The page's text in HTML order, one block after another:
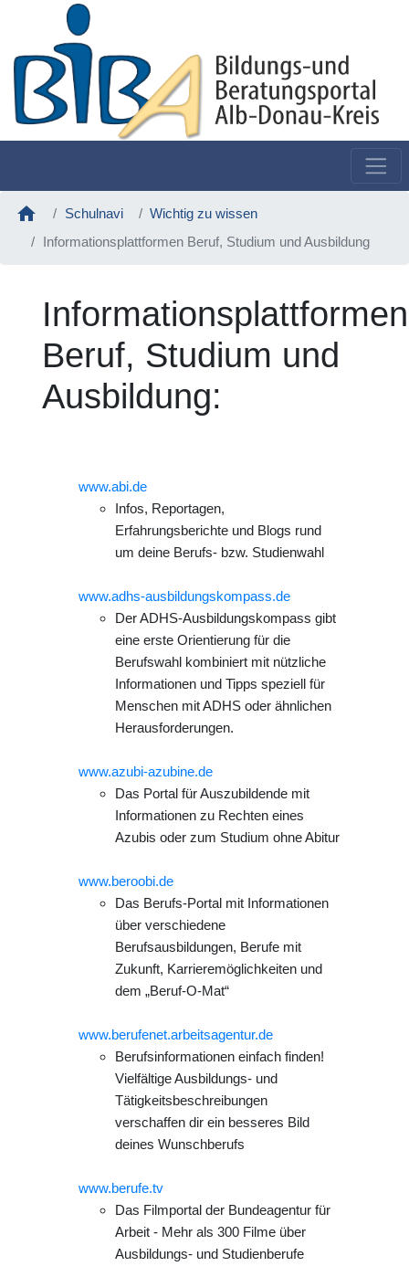
home Schulnavi
Wichtig zu wissen
Informationsplattformen Beruf, Studium und Ausbildung
Informationsplattformen
Beruf, Studium und
Ausbildung:
www.abi.de
Infos, Reportagen,
Erfahrungsberichte und Blogs rund
um deine Berufs- bzw. Studienwahl
www.adhs-ausbildungskompass.de
Der ADHS-Ausbildungskompass gibt
eine erste Orientierung für die
Berufswahl kombiniert mit nützliche
Informationen und Tipps speziell für
Menschen mit ADHS oder ähnlichen
Herausforderungen.
www.azubi-azubine.de
Das Portal für Auszubildende mit
Informationen zu Rechten eines
Azubis oder zum Studium ohne Abitur
www.beroobi.de
Das Berufs-Portal mit Informationen
über verschiedene
Berufsausbildungen, Berufe mit
Zukunft, Karrieremöglichkeiten und
dem „Beruf-O-Mat“
www.berufenet.arbeitsagentur.de
Berufsinformationen einfach finden!
Vielfältige Ausbildungs- und
Tätigkeitsbeschreibungen
verschaffen dir ein besseres Bild
deines Wunschberufs
www.berufe.tv
Das Filmportal der Bundeagentur für
Arbeit - Mehr als 300 Filme über
Ausbildungs- und Studienberufe